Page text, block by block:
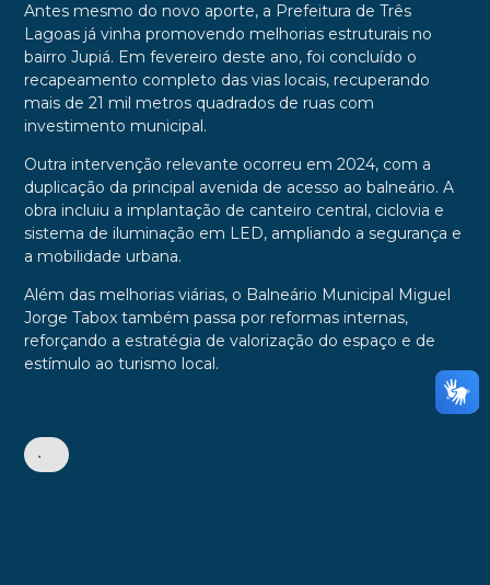
Antes mesmo do novo aporte, a Prefeitura de Três
Lagoas já vinha promovendo melhorias estruturais no
bairro Jupiá. Em fevereiro deste ano, foi concluído o
recapeamento completo das vias locais, recuperando
mais de 21 mil metros quadrados de ruas com
investimento municipal.
Outra intervenção relevante ocorreu em 2024, com a
duplicação da principal avenida de acesso ao balneário. A
obra incluiu a implantação de canteiro central, ciclovia e
sistema de iluminação em LED, ampliando a segurança e
a mobilidade urbana.
Além das melhorias viárias, o Balneário Municipal Miguel
Jorge Tabox também passa por reformas internas,
reforçando a estratégia de valorização do espaço e de
estímulo ao turismo local.
•